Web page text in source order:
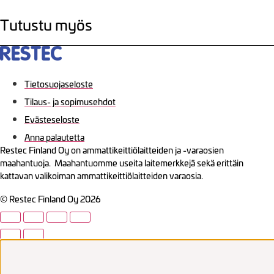
Tutustu myös
Tietosuojaseloste
Tilaus- ja sopimusehdot
Evästeseloste
Anna palautetta
Restec Finland Oy on ammattikeittiölaitteiden ja -varaosien
maahantuoja. Maahantuomme useita laitemerkkejä sekä erittäin
kattavan valikoiman ammattikeittiölaitteiden varaosia.
© Restec Finland Oy 2026